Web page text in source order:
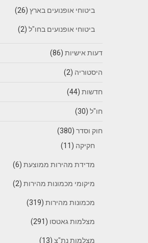
ביטוחי אופנועים בארץ(26)
ביטוחי אופנועים בחו"ל(2)
דעות אישיות(86)
היסטוריה (2)
חדשות(44)
חו"ל(30)
חוק וסדר(380)
חקיקה (11)
מדידת מהירות ממוצעת(6)
מיקומי מכמונות מהירות(2)
מכמונות מהירות(319)
מצלמות גאטסו (291)
מצלמות נת"צ(13)